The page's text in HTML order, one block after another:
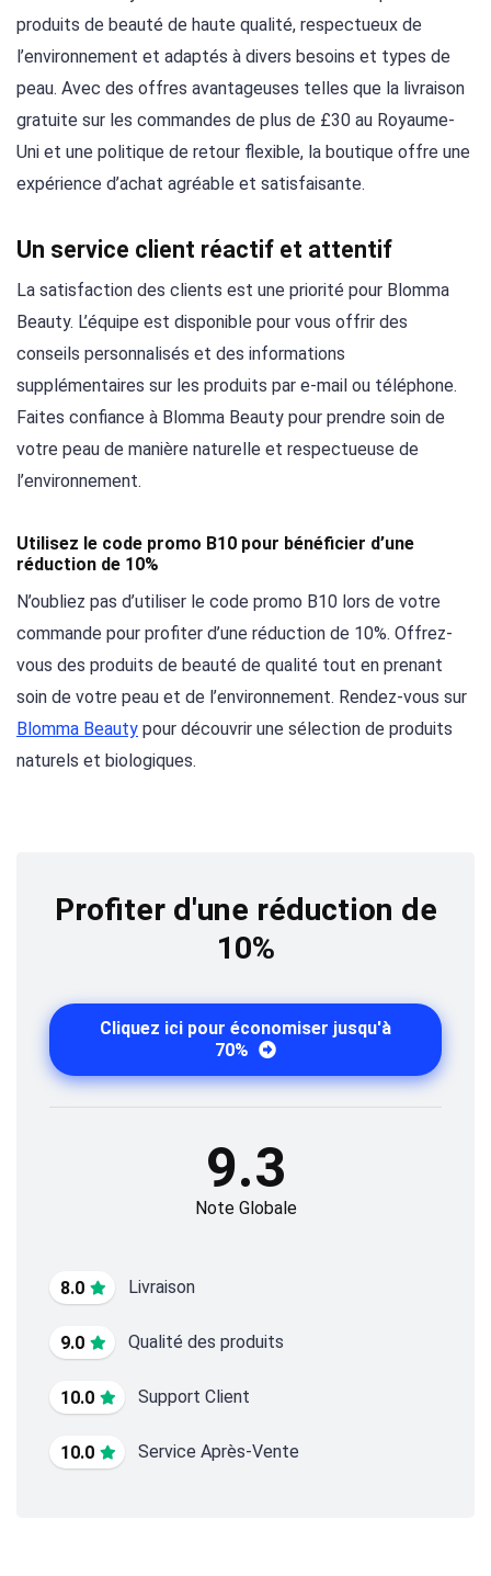
produits de beauté de haute qualité, respectueux de
l’environnement et adaptés à divers besoins et types de
peau. Avec des offres avantageuses telles que la livraison
gratuite sur les commandes de plus de £30 au Royaume-
Uni et une politique de retour flexible, la boutique offre une
expérience d’achat agréable et satisfaisante.
Un service client réactif et attentif
La satisfaction des clients est une priorité pour Blomma
Beauty. L’équipe est disponible pour vous offrir des
conseils personnalisés et des informations
supplémentaires sur les produits par e-mail ou téléphone.
Faites confiance à Blomma Beauty pour prendre soin de
votre peau de manière naturelle et respectueuse de
l’environnement.
Utilisez le code promo B10 pour bénéficier d’une
réduction de 10%
N’oubliez pas d’utiliser le code promo B10 lors de votre
commande pour profiter d’une réduction de 10%. Offrez-
vous des produits de beauté de qualité tout en prenant
soin de votre peau et de l’environnement. Rendez-vous sur
Blomma Beauty pour découvrir une sélection de produits
naturels et biologiques.
Profiter d'une réduction de
10%
Cliquez ici pour économiser jusqu'à
70%
8.0 Livraison
9.0 Qualité des produits
10.0 Support Client
10.0 Service Après-Vente
9.3
Note Globale